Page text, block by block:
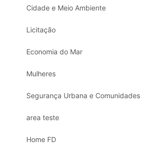
Cidade e Meio Ambiente
Licitação
Economia do Mar
Mulheres
Segurança Urbana e Comunidades
area teste
Home FD